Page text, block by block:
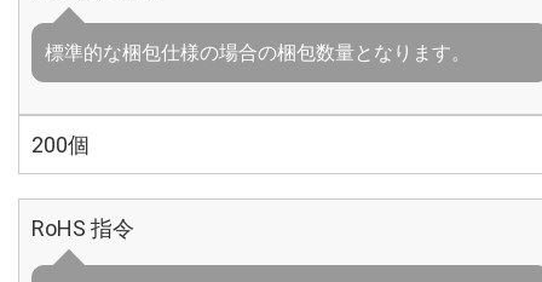
標準的な梱包仕様の場合の梱包数量となります。
200個
RoHS 指令